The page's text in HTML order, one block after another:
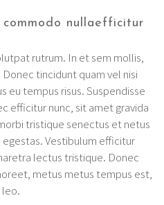
nullaefficitur
rutrum. In et sem mollis,
tincidunt quam vel nisi
eu tempus risus. Suspendisse
efficitur nunc, sit amet gravida
tristique senectus et netus
Vestibulum efficitur
lectus tristique. Donec
metus metus tempus est,